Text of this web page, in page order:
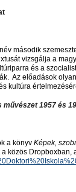
második
vizsgálja a
és a
Az előadások
kultúra
1957 és
a könyv Képek,
közös